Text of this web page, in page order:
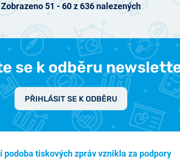
Zobrazeno 51 - 60z636nalezených
se k odběru
PŘIHLÁSIT SE K ODBĚRU
podoba tiskových zpráv vznikla za podpory